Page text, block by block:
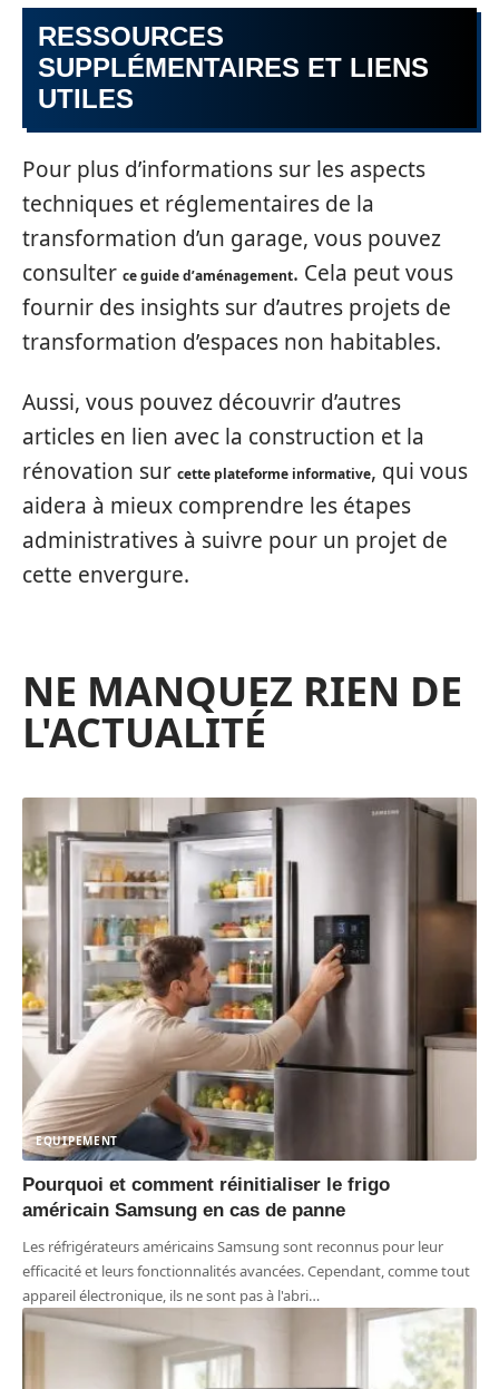
RESSOURCES
SUPPLÉMENTAIRES ET LIENS
UTILES
Pour plus d’informations sur les aspects
techniques et réglementaires de la
transformation d’un garage, vous pouvez
consulter ce guide d’aménagement. Cela peut vous
fournir des insights sur d’autres projets de
transformation d’espaces non habitables.
Aussi, vous pouvez découvrir d’autres
articles en lien avec la construction et la
rénovation sur cette plateforme informative, qui vous
aidera à mieux comprendre les étapes
administratives à suivre pour un projet de
cette envergure.
NE MANQUEZ RIEN DE
L'ACTUALITÉ
EQUIPEMENT
Pourquoi et comment réinitialiser le frigo
américain Samsung en cas de panne
Les réfrigérateurs américains Samsung sont reconnus pour leur
efficacité et leurs fonctionnalités avancées. Cependant, comme tout
appareil électronique, ils ne sont pas à l'abri…